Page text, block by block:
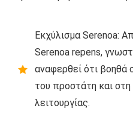
Εκχύλισμα Serenoa:
Serenoa repens,
αναφερθεί ότι βοηθά
του προστάτη και
λειτουργίας.